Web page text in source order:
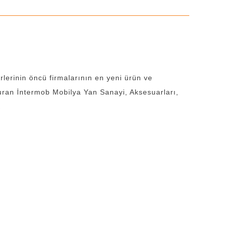
öncü firmalarının en yeni ürün ve
İntermob Mobilya Yan Sanayi, Aksesuarları,